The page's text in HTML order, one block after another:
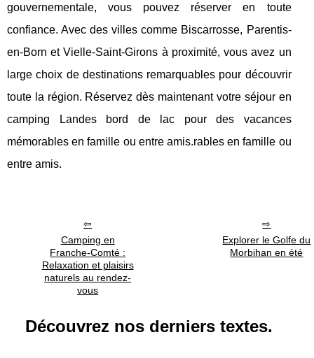
gouvernementale, vous pouvez réserver en toute
confiance. Avec des villes comme Biscarrosse, Parentis-
en-Born et Vielle-Saint-Girons à proximité, vous avez un
large choix de destinations remarquables pour découvrir
toute la région. Réservez dès maintenant votre séjour en
camping Landes bord de lac pour des vacances
mémorables en famille ou entre amis.rables en famille ou
entre amis.
Camping en
Franche-Comté :
Relaxation et plaisirs
naturels au rendez-
vous
Explorer le Golfe du
Morbihan en été
Découvrez nos derniers textes.